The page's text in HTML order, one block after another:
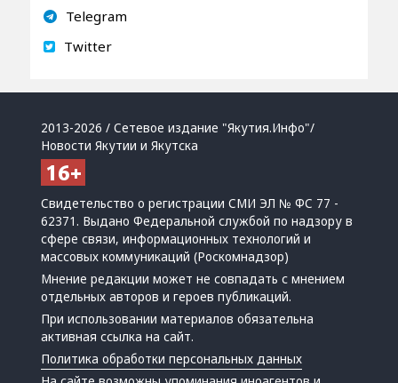
Telegram
Twitter
2013-2026 / Сетевое издание "Якутия.Инфо"/
Новости Якутии и Якутска
Свидетельство о регистрации СМИ ЭЛ № ФС 77 -
62371. Выдано Федеральной службой по надзору в
сфере связи, информационных технологий и
массовых коммуникаций (Роскомнадзор)
Мнение редакции может не совпадать с мнением
отдельных авторов и героев публикаций.
При использовании материалов обязательна
активная ссылка на сайт.
Политика обработки персональных данных